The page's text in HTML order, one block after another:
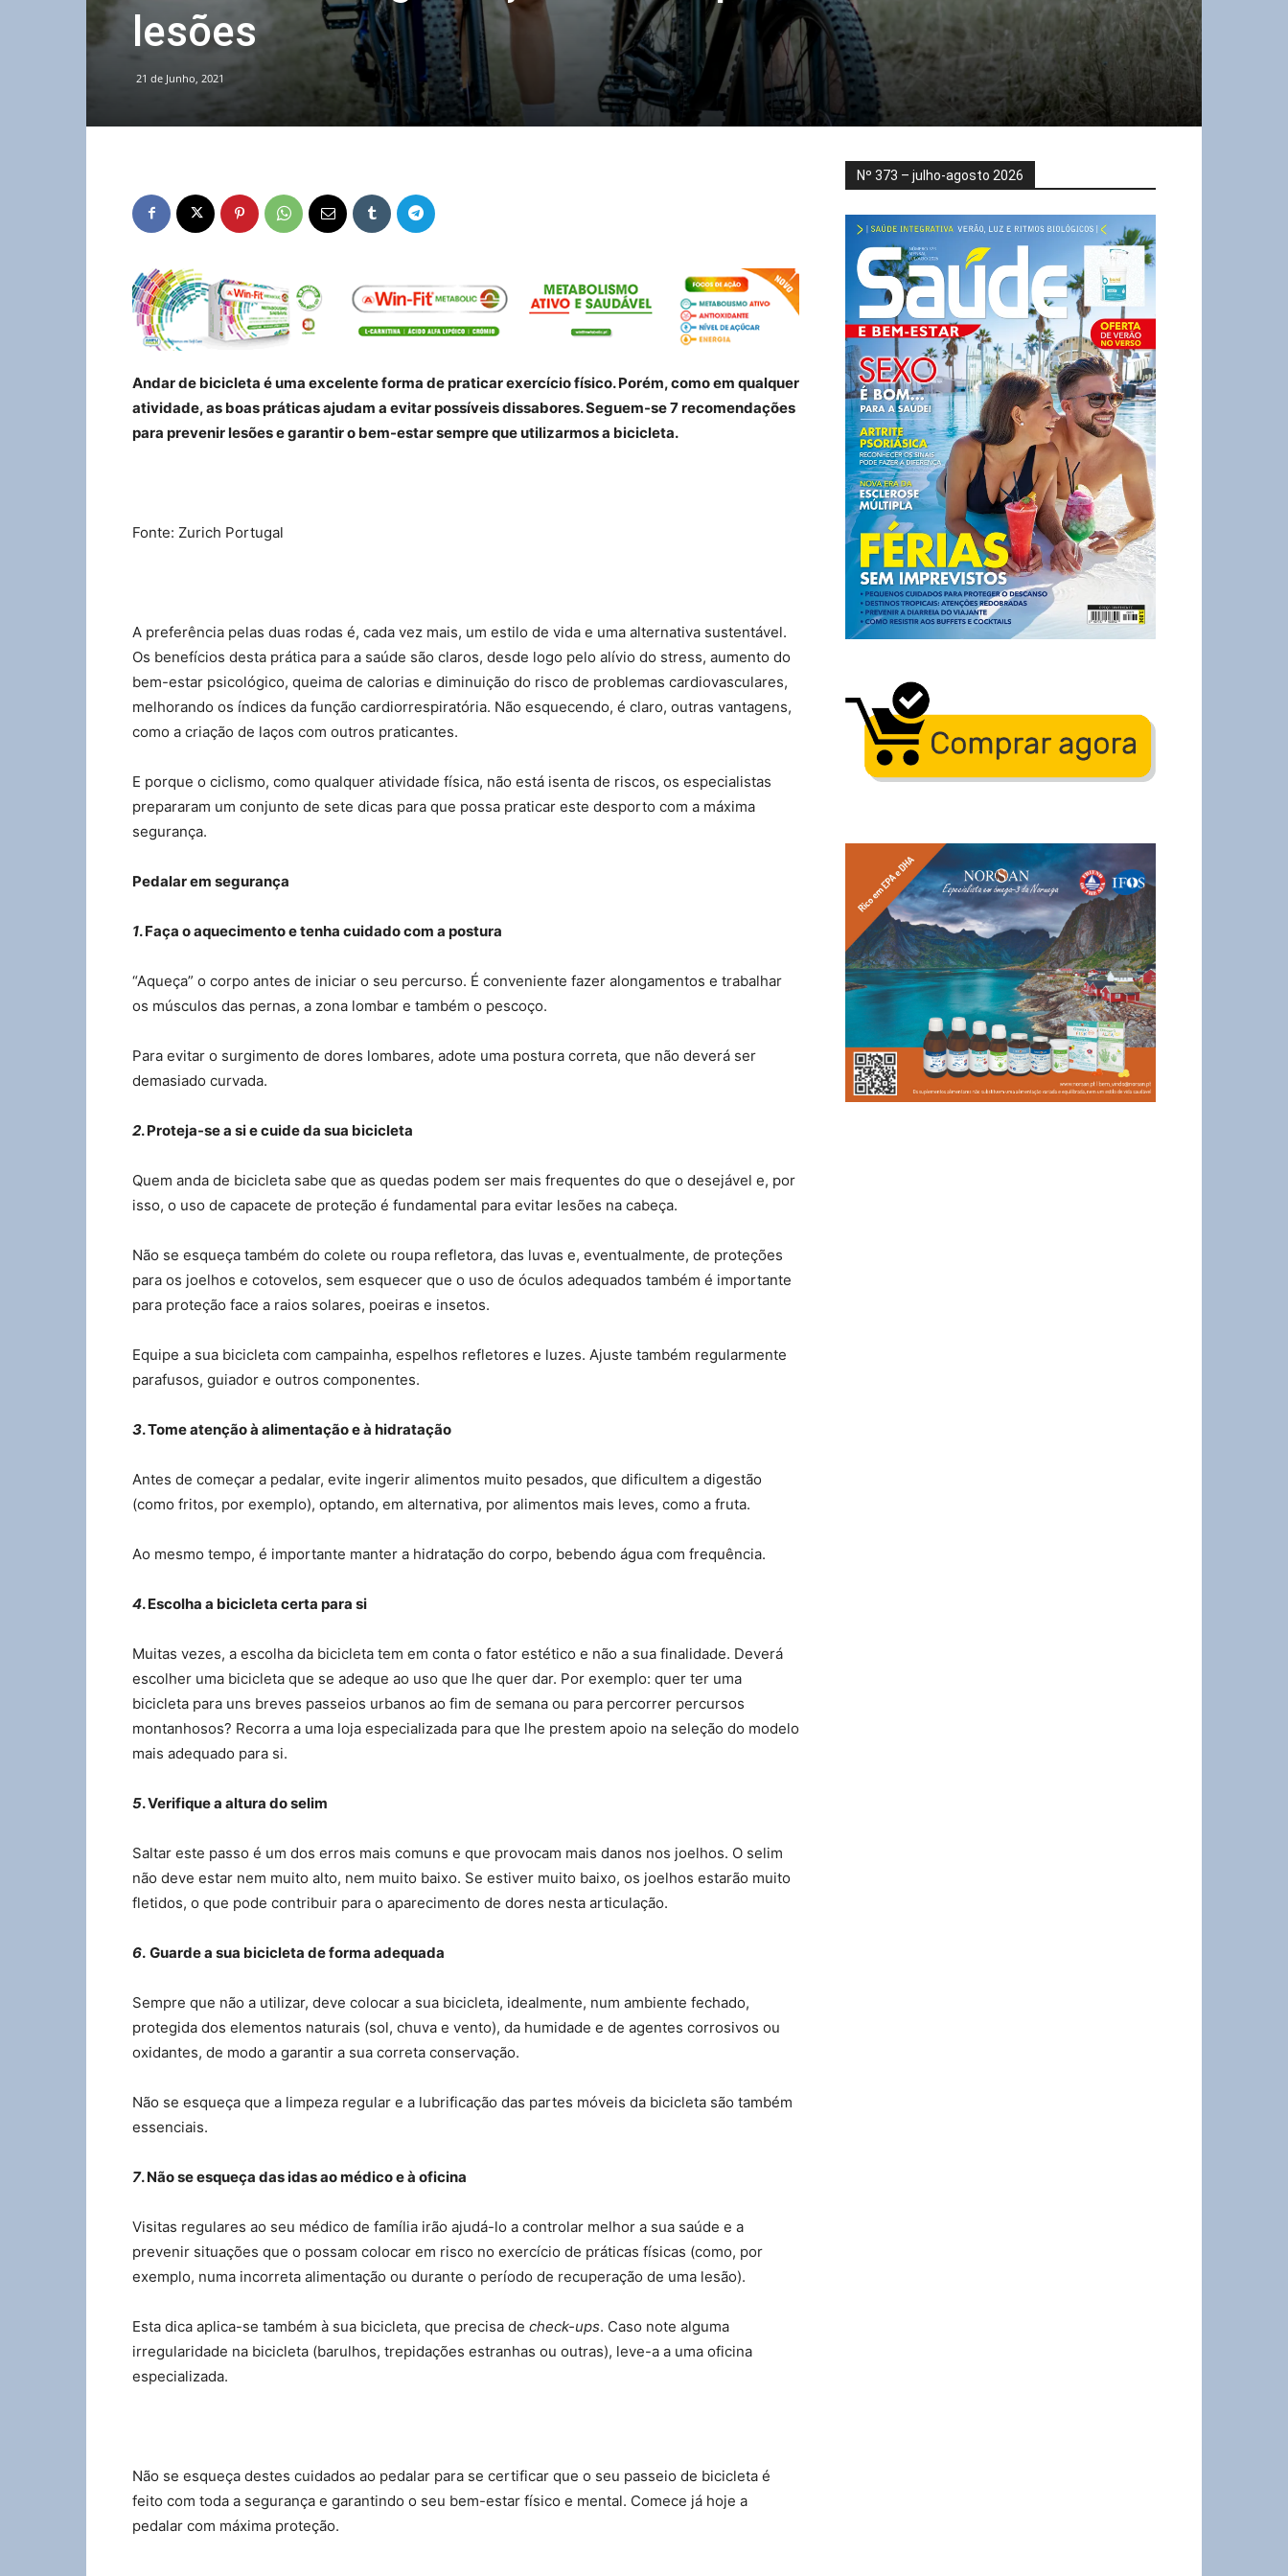
lesões
21 de Junho, 2021
Andar de bicicleta é uma excelente forma de praticar exercício físico. Porém, como em qualquer
atividade, as boas práticas ajudam a evitar possíveis dissabores. Seguem-se 7 recomendações
para prevenir lesões e garantir o bem-estar sempre que utilizarmos a bicicleta.
Fonte: Zurich Portugal
A preferência pelas duas rodas é, cada vez mais, um estilo de vida e uma alternativa sustentável.
Os benefícios desta prática para a saúde são claros, desde logo pelo alívio do stress, aumento do
bem-estar psicológico, queima de calorias e diminuição do risco de problemas cardiovasculares,
melhorando os índices da função cardiorrespiratória. Não esquecendo, é claro, outras vantagens,
como a criação de laços com outros praticantes.
E porque o ciclismo, como qualquer atividade física, não está isenta de riscos, os especialistas
prepararam um conjunto de sete dicas para que possa praticar este desporto com a máxima
segurança.
Pedalar em segurança
1. Faça o aquecimento e tenha cuidado com a postura
“Aqueça” o corpo antes de iniciar o seu percurso. É conveniente fazer alongamentos e trabalhar
os músculos das pernas, a zona lombar e também o pescoço.
Para evitar o surgimento de dores lombares, adote uma postura correta, que não deverá ser
demasiado curvada.
2. Proteja-se a si e cuide da sua bicicleta
Quem anda de bicicleta sabe que as quedas podem ser mais frequentes do que o desejável e, por
isso, o uso de capacete de proteção é fundamental para evitar lesões na cabeça.
Não se esqueça também do colete ou roupa refletora, das luvas e, eventualmente, de proteções
para os joelhos e cotovelos, sem esquecer que o uso de óculos adequados também é importante
para proteção face a raios solares, poeiras e insetos.
Equipe a sua bicicleta com campainha, espelhos refletores e luzes. Ajuste também regularmente
parafusos, guiador e outros componentes.
3. Tome atenção à alimentação e à hidratação
Antes de começar a pedalar, evite ingerir alimentos muito pesados, que dificultem a digestão
(como fritos, por exemplo), optando, em alternativa, por alimentos mais leves, como a fruta.
Ao mesmo tempo, é importante manter a hidratação do corpo, bebendo água com frequência.
4. Escolha a bicicleta certa para si
Muitas vezes, a escolha da bicicleta tem em conta o fator estético e não a sua finalidade. Deverá
escolher uma bicicleta que se adeque ao uso que lhe quer dar. Por exemplo: quer ter uma
bicicleta para uns breves passeios urbanos ao fim de semana ou para percorrer percursos
montanhosos? Recorra a uma loja especializada para que lhe prestem apoio na seleção do modelo
mais adequado para si.
5. Verifique a altura do selim
Saltar este passo é um dos erros mais comuns e que provocam mais danos nos joelhos. O selim
não deve estar nem muito alto, nem muito baixo. Se estiver muito baixo, os joelhos estarão muito
fletidos, o que pode contribuir para o aparecimento de dores nesta articulação.
6. Guarde a sua bicicleta de forma adequada
Sempre que não a utilizar, deve colocar a sua bicicleta, idealmente, num ambiente fechado,
protegida dos elementos naturais (sol, chuva e vento), da humidade e de agentes corrosivos ou
oxidantes, de modo a garantir a sua correta conservação.
Não se esqueça que a limpeza regular e a lubrificação das partes móveis da bicicleta são também
essenciais.
7. Não se esqueça das idas ao médico e à oficina
Visitas regulares ao seu médico de família irão ajudá-lo a controlar melhor a sua saúde e a
prevenir situações que o possam colocar em risco no exercício de práticas físicas (como, por
exemplo, numa incorreta alimentação ou durante o período de recuperação de uma lesão).
Esta dica aplica-se também à sua bicicleta, que precisa de check-ups. Caso note alguma
irregularidade na bicicleta (barulhos, trepidações estranhas ou outras), leve-a a uma oficina
especializada.
Não se esqueça destes cuidados ao pedalar para se certificar que o seu passeio de bicicleta é
feito com toda a segurança e garantindo o seu bem-estar físico e mental. Comece já hoje a
pedalar com máxima proteção.
Nº 373 – julho-agosto 2026